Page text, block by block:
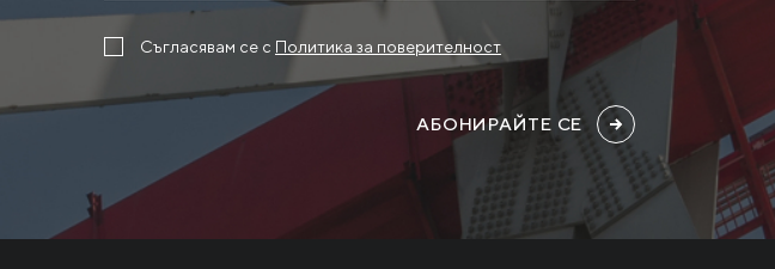
Съгласявам се с Политика за поверителност
АБОНИРАЙТЕ СЕ
Новости